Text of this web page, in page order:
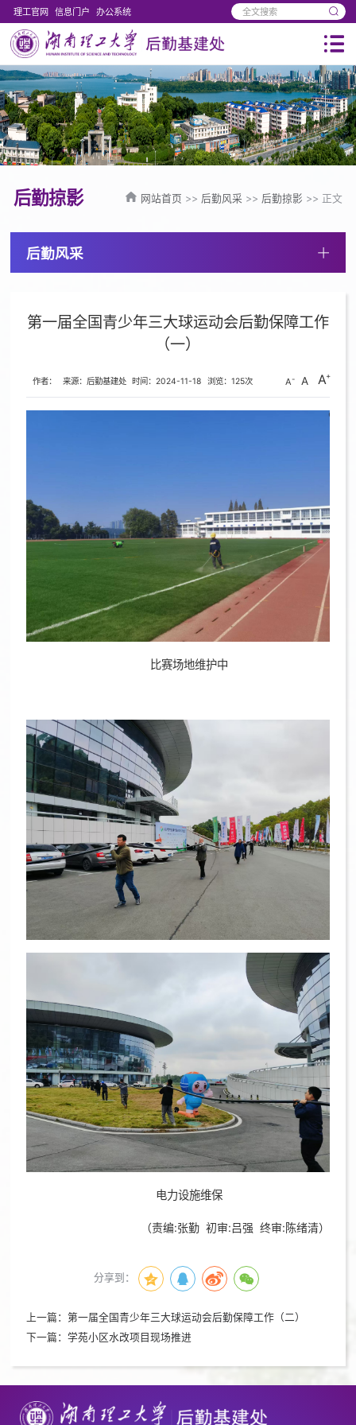
理工官网 信息门户 办公系统
后勤风采
后勤掠影 网站首页 >> 后勤风采 >> 后勤掠影 >> 正文
第一届全国青少年三大球运动会后勤保障工作
（一）
作者： 来源：后勤基建处 时间：2024-11-18 浏览：125次 A A A
比赛场地维护中
电力设施维保
（责编:张勤 初审:吕强 终审:陈绪清）
分享到：
上一篇：第一届全国青少年三大球运动会后勤保障工作（二）
下一篇：学苑小区水改项目现场推进